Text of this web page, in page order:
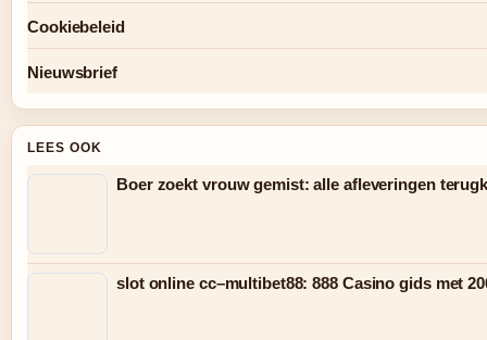
Cookiebeleid
Nieuwsbrief
LEES OOK
Boer zoekt vrouw gemist: alle afleveringen
slot online cc–multibet88: 888 Casino gids met